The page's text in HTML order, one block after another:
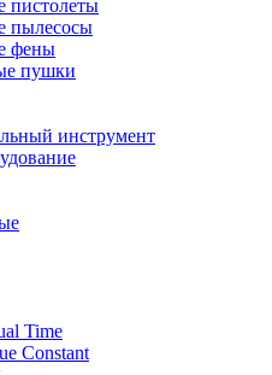
пистолеты
пылесосы
фены
пушки
инструмент
Time
Constant